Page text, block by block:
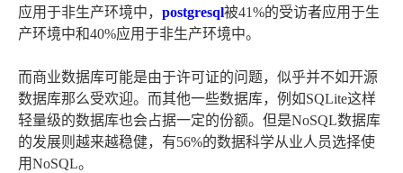
应用于非生产环境中， postgresql被41%的受访者应用于生
产环境中和40%应用于非生产环境中。
而商业数据库可能是由于许可证的问题，似乎并不如开源
数据库那么受欢迎。而其他一些数据库，例如SQLite这样
轻量级的数据库也会占据一定的份额。但是NoSQL数据库
的发展则越来越稳健，有56%的数据科学从业人员选择使
用NoSQL。